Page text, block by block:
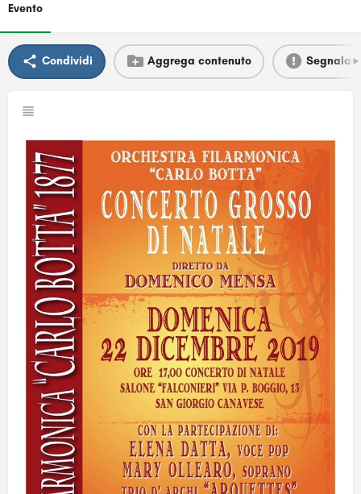
Evento
Condividi Aggrega contenuto Segnala